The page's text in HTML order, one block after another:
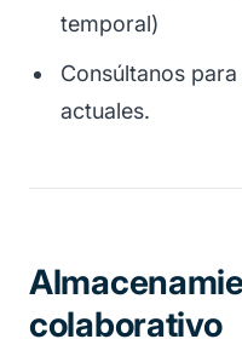
temporal)
Consúltanos
actuales.
colaborativo